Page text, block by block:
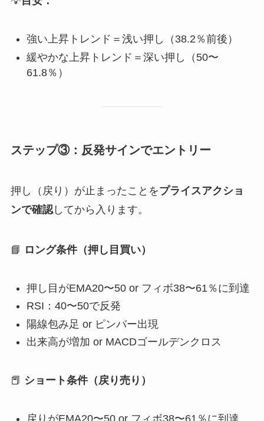
強い上昇トレンド＝浅い押し（38.2％前後）
緩やかな上昇トレンド＝深い押し（50〜
61.8％）
ステップ③：反発サインでエントリー
押し（戻り）が止まったことをプライスアクショ
ンで確認してから入ります。
📘 ロング条件（押し目買い）
押し目がEMA20〜50 or フィボ38〜61％に到達
RSI：40〜50で反発
陽線包み足 or ピンバー出現
出来高が増加 or MACDゴールデンクロス
📕 ショート条件（戻り売り）
戻りがEMA20〜50 or フィボ38〜61％に到達